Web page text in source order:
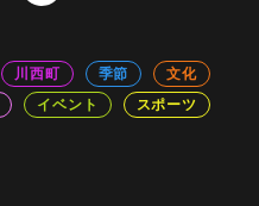
川西町 季節
文化
イベント
スポーツ